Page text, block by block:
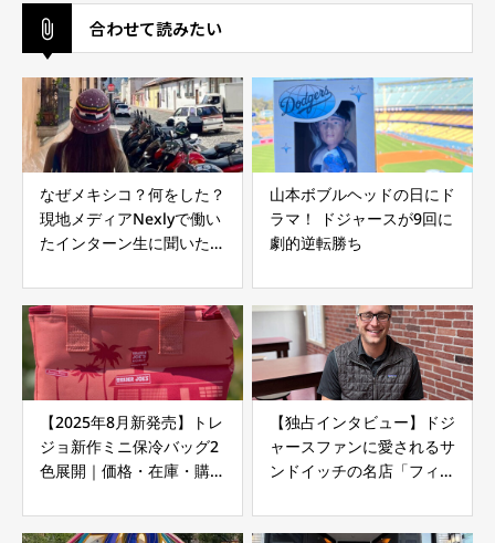
合わせて読みたい
なぜメキシコ？何をした？
現地メディアNexlyで働い
たインターン生に聞いたリ
山本ボブルヘッドの日にド
ラマ！ ドジャースが9回に
劇的逆転勝ち
【2025年8月新発売】トレ
ジョ新作ミニ保冷バッグ2
色展開｜価格・在庫・購入
【独占インタビュー】ドジ
ャースファンに愛されるサ
ンドイッチの名店「フィリ
プ発祥のロサンゼルス老舗